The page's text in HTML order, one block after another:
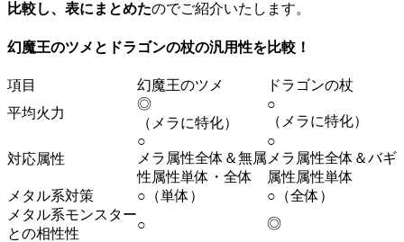
比較し、表にまとめたのでご紹介いたします。
幻魔王のツメとドラゴンの杖の汎用性を比較！
項目 幻魔王のツメ
ドラゴンの杖
平均火力
◎
（メラに特化）
○
（メラに特化）
対応属性
○
メラ属性全体＆無属
性属性単体・全体
○
メラ属性全体＆バギ
属性属性単体
メタル系対策
○（単体）
○（全体）
メタル系モンスター
との相性性
○
◎